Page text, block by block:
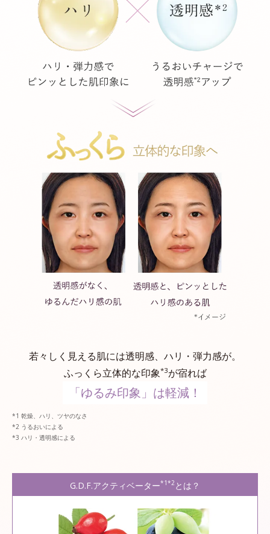
若々しく見える肌には透明感、ハリ・弾力感が。
ふっくら立体的な印象*3が宿れば
「ゆるみ印象」は軽減！
乾燥、ハリ、ツヤのなさ
うるおいによる
ハリ・透明感による
G.D.F.アクティベーター*1*2 とは？